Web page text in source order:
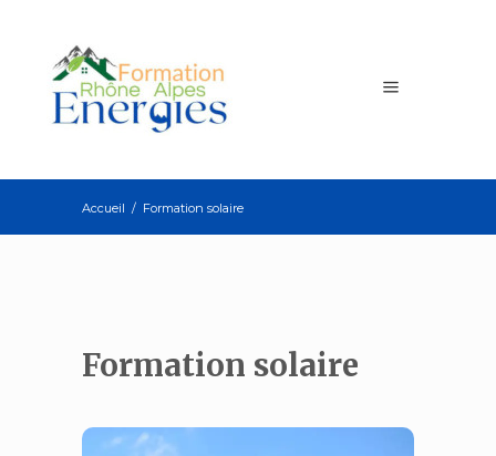
Accueil / Formation solaire
Formation solaire